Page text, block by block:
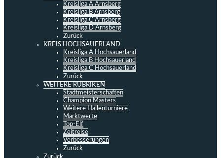
Kreisliga A Arnsberg
Kreisliga B Arnsberg
Kreisliga C Arnsberg
Kreisliga D Arnsberg
Zurück
KREIS HOCHSAUERLAND
Kreisliga A Hochsauerland
Kreisliga B Hochsauerland
Kreisliga C Hochsauerland
Zurück
WEITERE RUBRIKEN
Stadtmeisterschaften
Champion Masters
Weitere Hallenturniere
Marktwerte
Top-Elf
Zeitreise
Verbesserungen
Zurück
Zurück